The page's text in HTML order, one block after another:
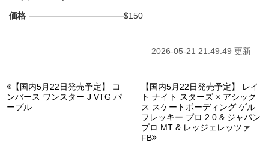
価格
$150
2026-05-21 21:49:49 更新
【国内5月22日発売予定】 コ
ンバース ワンスター J VTG パ
ープル
【国内5月22日発売予定】 レイ
ト ナイト スターズ × アシック
ス スケートボーディング ゲル
フレッキー プロ 2.0 & ジャパン
プロ MT & レッジェレッツァ
FB